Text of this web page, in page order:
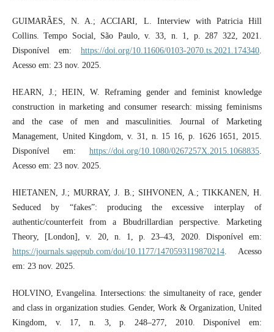
GUIMARÃES, N. A.; ACCIARI, L. Interview with Patricia Hill
Collins. Tempo Social, São Paulo, v. 33, n. 1, p. 287 322, 2021.
Disponível em:https://doi.org/10.11606/0103-2070.ts.2021.174340.
Acesso em: 23 nov. 2025.
HEARN, J.; HEIN, W. Reframing gender and feminist knowledge
construction in marketing and consumer research: missing feminisms
and the case of men and masculinities. Journal of Marketing
Management, United Kingdom, v. 31, n. 15 16, p. 1626 1651, 2015.
Disponível em:https://doi.org/10.1080/0267257X.2015.1068835.
Acesso em: 23 nov. 2025.
HIETANEN, J.; MURRAY, J. B.; SIHVONEN, A.; TIKKANEN, H.
Seduced by “fakes”: producing the excessive interplay of
authentic/counterfeit from a Bbudrillardian perspective. Marketing
Theory, [London], v. 20, n. 1, p. 23–43, 2020. Disponível em:
https://journals.sagepub.com/doi/10.1177/1470593119870214. Acesso
em: 23 nov. 2025.
HOLVINO, Evangelina. Intersections: the simultaneity of race, gender
and class in organization studies. Gender, Work & Organization, United
Kingdom, v. 17, n. 3, p. 248–277, 2010. Disponível em: